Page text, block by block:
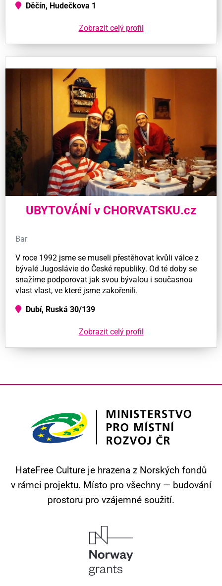
Děčín, Hudečkova 1
Zobrazit celý profil
UBYTOVÁNÍ v CHORVATSKU.cz
Bar
V roce 1992 jsme se museli přestěhovat kvůli válce z
bývalé Jugoslávie do České republiky. Od té doby se
snažíme podporovat jak svou bývalou i současnou
vlast vlast, ve které jsme zakořenili.
Dubí, Ruská 30/139
Zobrazit celý profil
HateFree Culture je hrazena z Norských fondů
v rámci projektu. Místo pro všechny — budování
prostoru pro vzájemné soužití.